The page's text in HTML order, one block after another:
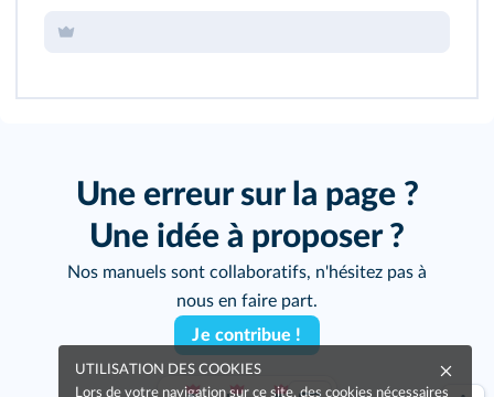
Une erreur sur la page ?
Une idée à proposer ?
Nos manuels sont collaboratifs, n'hésitez pas à
nous en faire part.
Je contribue !
UTILISATION DES COOKIES
Lors de votre navigation sur ce site, des cookies nécessaires